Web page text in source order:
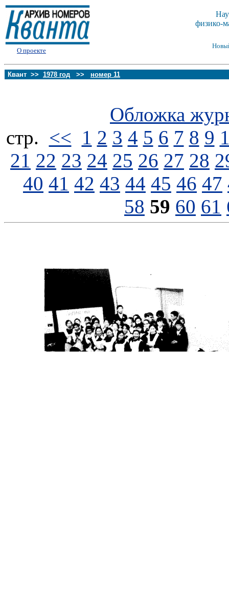
О проекте
физико-
Квант >> 1978 год >> номер 11
Обложка
стp. << 1 2 3 4 5 6 7 8 9
21 22 23 24 25 26 27 28
40 41 42 43 44 45 46 47
58 59 60 61